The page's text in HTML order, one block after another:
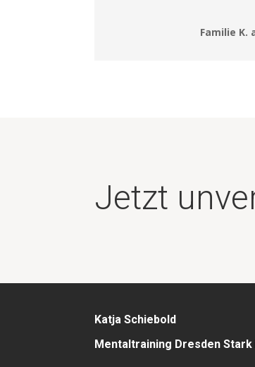
Familie K.
Jetzt
Katja Schiebold
Mentaltraining Dresden Stark